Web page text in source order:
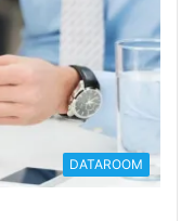
DATAROOM